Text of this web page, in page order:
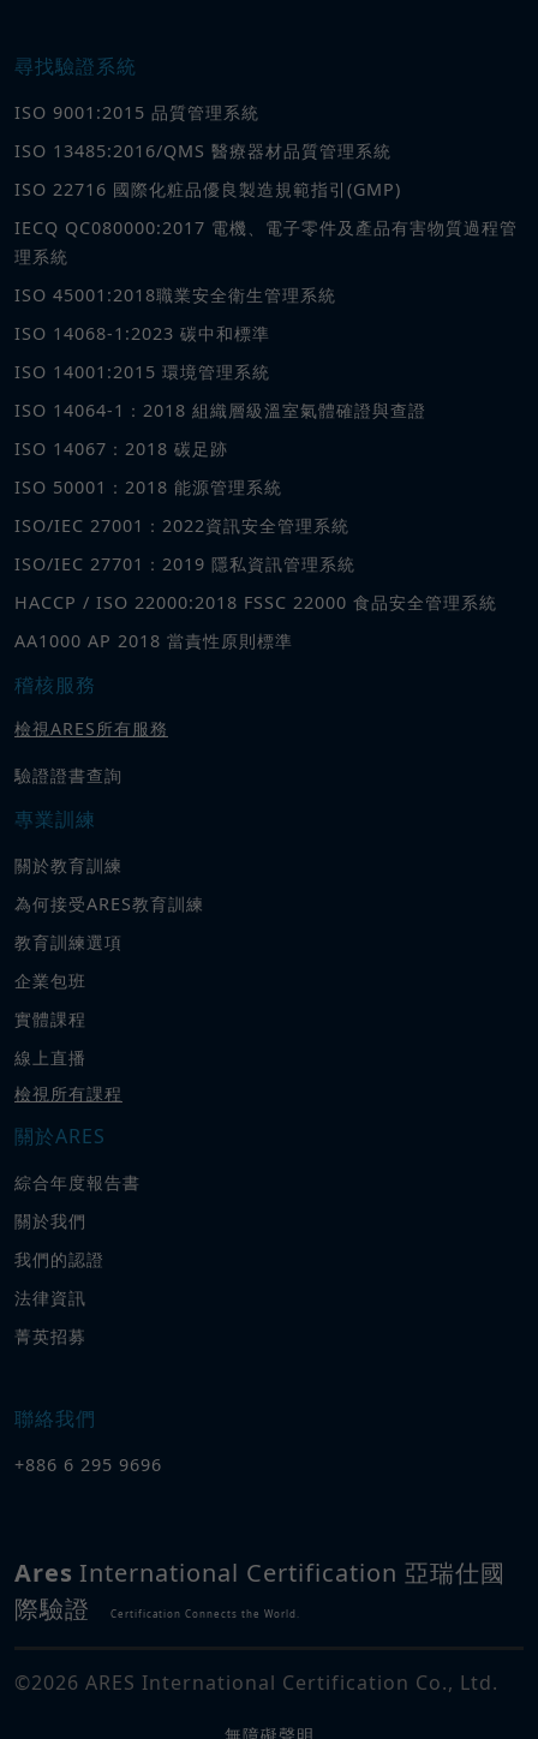
尋找驗證系統
ISO 9001:2015 品質管理系統
ISO 13485:2016/QMS 醫療器材品質管理系統
ISO 22716 國際化粧品優良製造規範指引(GMP)
IECQ QC080000:2017 電機、電子零件及產品有害物質過程管
理系統
ISO 45001:2018職業安全衛生管理系統
ISO 14068-1:2023 碳中和標準
ISO 14001:2015 環境管理系統
ISO 14064-1：2018 組織層級溫室氣體確證與查證
ISO 14067：2018 碳足跡
ISO 50001：2018 能源管理系統
ISO/IEC 27001：2022資訊安全管理系統
ISO/IEC 27701：2019 隱私資訊管理系統
HACCP / ISO 22000:2018 FSSC 22000 食品安全管理系統
AA1000 AP 2018 當責性原則標準
稽核服務
檢視ARES所有服務
驗證證書查詢
專業訓練
關於教育訓練
為何接受ARES教育訓練
教育訓練選項
企業包班
實體課程
線上直播
檢視所有課程
關於ARES
綜合年度報告書
關於我們
我們的認證
法律資訊
菁英招募
聯絡我們
+886 6 295 9696
Ares International Certification 亞瑞仕國
際驗證
Certification Connects the World.
©2026 ARES International Certification Co., Ltd.